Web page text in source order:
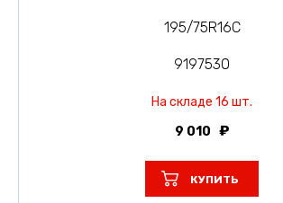
195/75R16C
9197530
На складе 16 шт.
9 010
КУПИТЬ